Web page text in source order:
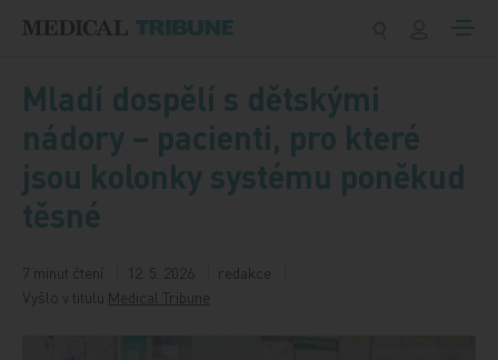
Mladí dospělí s dětskými
nádory – pacienti, pro které
jsou kolonky systému poněkud
těsné
7 minut čtení 12. 5. 2026
redakce
Vyšlo v titulu Medical Tribune